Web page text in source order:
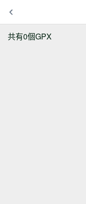
共有0個GPX